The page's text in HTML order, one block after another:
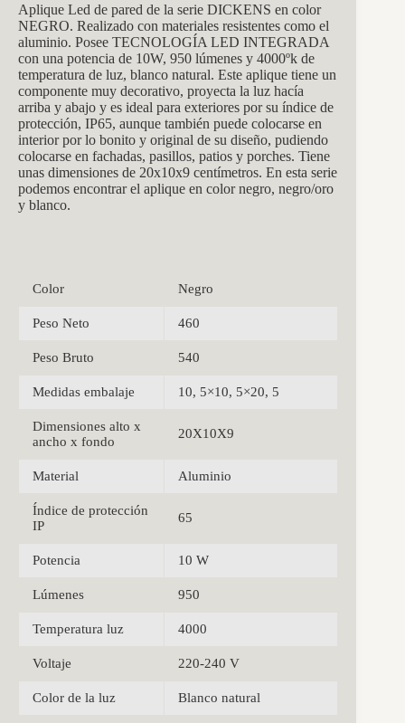
Aplique Led de pared de la serie DICKENS en color
NEGRO. Realizado con materiales resistentes como el
aluminio. Posee TECNOLOGÍA LED INTEGRADA
con una potencia de 10W, 950 lúmenes y 4000ºk de
temperatura de luz, blanco natural. Este aplique tiene un
componente muy decorativo, proyecta la luz hacía
arriba y abajo y es ideal para exteriores por su índice de
protección, IP65, aunque también puede colocarse en
interior por lo bonito y original de su diseño, pudiendo
colocarse en fachadas, pasillos, patios y porches. Tiene
unas dimensiones de 20x10x9 centímetros. En esta serie
podemos encontrar el aplique en color negro, negro/oro
y blanco.
Color Negro
Peso Neto 460
Peso Bruto 540
Medidas embalaje 10, 5×10, 5×20, 5
Dimensiones alto x
ancho x fondo
20X10X9
Material Aluminio
Índice de protección
IP
65
Potencia 10 W
Lúmenes 950
Temperatura luz 4000
Voltaje 220-240 V
Color de la luz Blanco natural